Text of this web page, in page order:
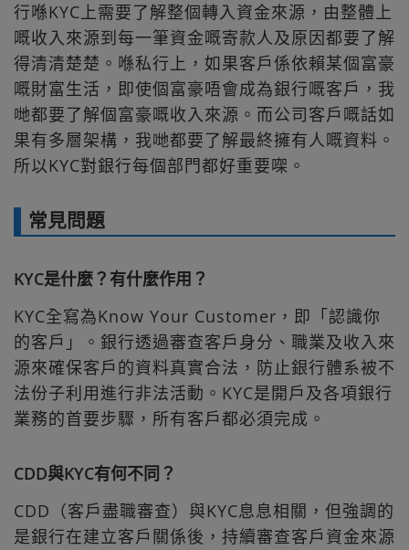
行喺KYC上需要了解整個轉入資金來源，由整體上
嘅收入來源到每一筆資金嘅寄款人及原因都要了解
得清清楚楚。喺私行上，如果客戶係依賴某個富豪
嘅財富生活，即使個富豪唔會成為銀行嘅客戶，我
哋都要了解個富豪嘅收入來源。而公司客戶嘅話如
果有多層架構，我哋都要了解最終擁有人嘅資料。
所以KYC對銀行每個部門都好重要㗎。
常見問題
KYC是什麼？有什麼作用？
KYC全寫為Know Your Customer，即「認識你
的客戶」。銀行透過審查客戶身分、職業及收入來
源來確保客戶的資料真實合法，防止銀行體系被不
法份子利用進行非法活動。KYC是開戶及各項銀行
業務的首要步驟，所有客戶都必須完成。
CDD與KYC有何不同？
CDD（客戶盡職審查）與KYC息息相關，但強調的
是銀行在建立客戶關係後，持續審查客戶資金來源